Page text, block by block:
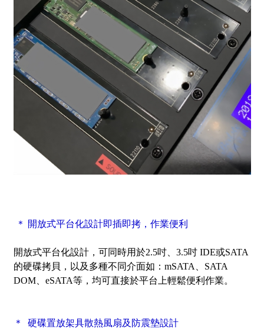
＊ 開放式平台化設計即插即拷，作業便利
開放式平台化設計，可同時用於2.5吋、3.5吋 IDE或SATA
的硬碟拷貝，以及多種不同介面如：mSATA、SATA
DOM、eSATA等，均可直接於平台上輕鬆便利作業。
＊ 硬碟置放架具散熱風扇及防震墊設計